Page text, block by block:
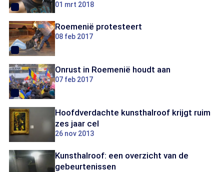
01 mrt 2018
Roemenië protesteert
08 feb 2017
Onrust in Roemenië houdt aan
07 feb 2017
Hoofdverdachte kunsthalroof krijgt ruim
zes jaar cel
26 nov 2013
Kunsthalroof: een overzicht van de
gebeurtenissen